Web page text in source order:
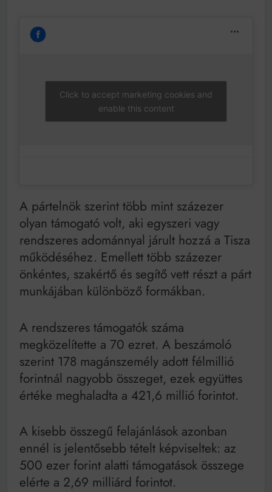
Click to accept marketing cookies and
enable this content
A pártelnök szerint több mint százezer
olyan támogató volt, aki egyszeri vagy
rendszeres adománnyal járult hozzá a Tisza
működéséhez. Emellett több százezer
önkéntes, szakértő és segítő vett részt a párt
munkájában különböző formákban.
A rendszeres támogatók száma
megközelítette a 70 ezret. A beszámoló
szerint 178 magánszemély adott félmillió
forintnál nagyobb összeget, ezek együttes
értéke meghaladta a 421,6 millió forintot.
A kisebb összegű felajánlások azonban
ennél is jelentősebb tételt képviseltek: az
500 ezer forint alatti támogatások összege
elérte a 2,69 milliárd forintot.